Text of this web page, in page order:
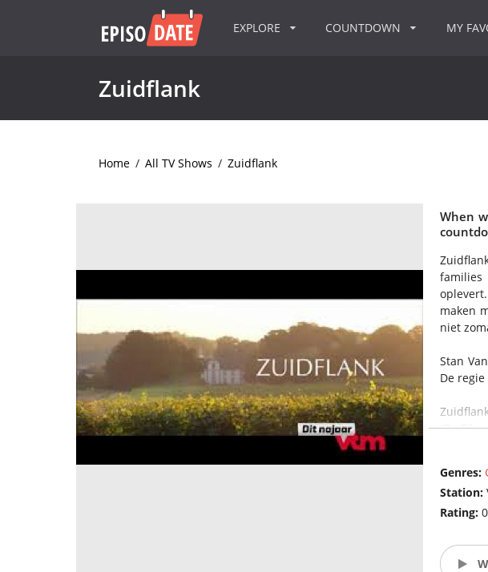
EXPLORE COUNTDOWN MY
Zuidflank
Home / All TV Shows / Zuidflank
When
families
maken
niet
Stan
De
(De
wordt
Genres:
Station:
Rating: